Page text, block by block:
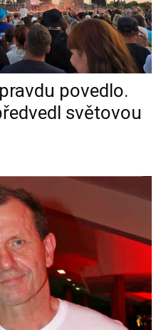
povedlo.
světovou